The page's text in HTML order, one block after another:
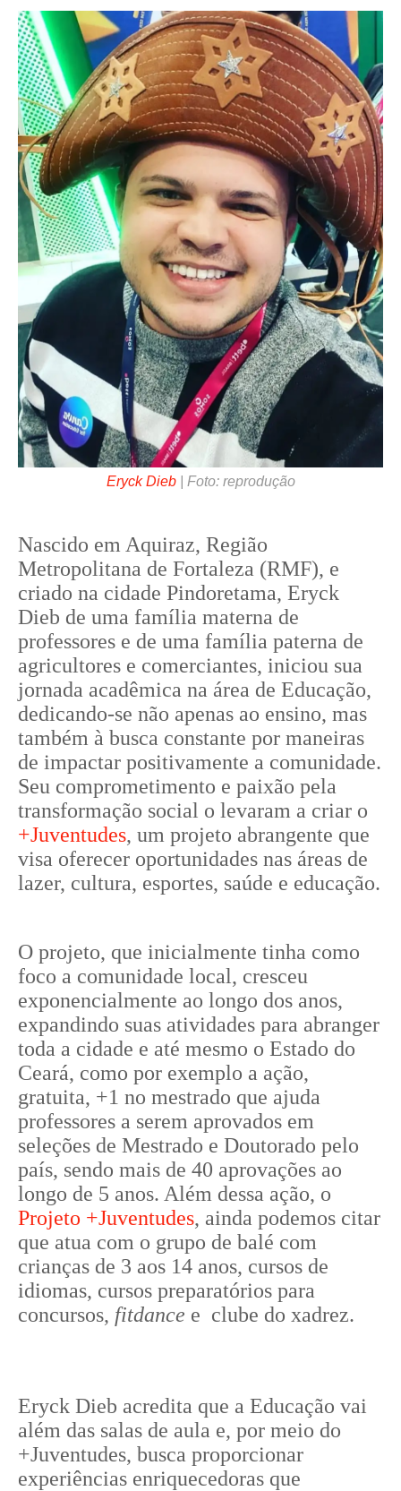
Eryck Dieb| Foto: reprodução
Nascido em Aquiraz, Região
Metropolitana de Fortaleza (RMF), e
criado na cidade Pindoretama, Eryck
Dieb de uma família materna de
professores e de uma família paterna de
agricultores e comerciantes, iniciou sua
jornada acadêmica na área de Educação,
dedicando-se não apenas ao ensino, mas
também à busca constante por maneiras
de impactar positivamente a comunidade.
Seu comprometimento e paixão pela
transformação social o levaram a criar o
+Juventudes, um projeto abrangente que
visa oferecer oportunidades nas áreas de
lazer, cultura, esportes, saúde e educação.
O projeto, que inicialmente tinha como
foco a comunidade local, cresceu
exponencialmente ao longo dos anos,
expandindo suas atividades para abranger
toda a cidade e até mesmo o Estado do
Ceará, como por exemplo a ação,
gratuita, +1 no mestrado que ajuda
professores a serem aprovados em
seleções de Mestrado e Doutorado pelo
país, sendo mais de 40 aprovações ao
longo de 5 anos. Além dessa ação, o
Projeto +Juventudes, ainda podemos citar
que atua com o grupo de balé com
crianças de 3 aos 14 anos, cursos de
idiomas, cursos preparatórios para
concursos, fitdance e clube do xadrez.
Eryck Dieb acredita que a Educação vai
além das salas de aula e, por meio do
+Juventudes, busca proporcionar
experiências enriquecedoras que